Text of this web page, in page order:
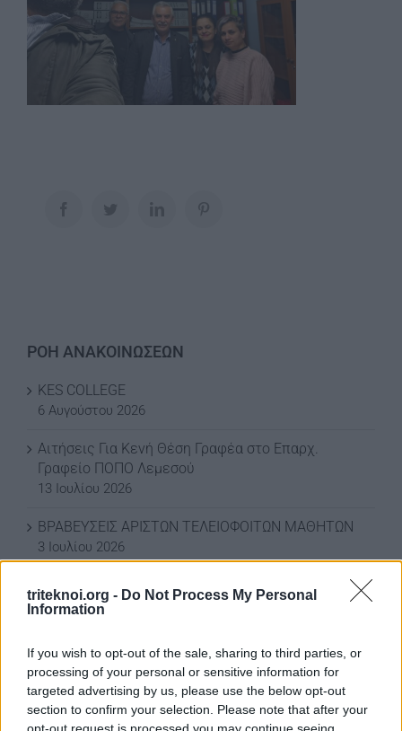
triteknoi.org - Do Not Process My Personal
Information
If you wish to opt-out of the sale, sharing to third parties, or
processing of your personal or sensitive information for
targeted advertising by us, please use the below opt-out
section to confirm your selection. Please note that after your
opt-out request is processed you may continue seeing
ΡΟΗ ΑΝΑΚΟΙΝΩΣΕΩΝ
KES COLLEGE
6 Αυγούστου 2026
Αιτήσεις Για Κενή Θέση Γραφέα στο Επαρχ.
Γραφείο ΠΟΠΟ Λεμεσού
13 Ιουλίου 2026
ΒΡΑΒΕΥΣΕΙΣ ΑΡΙΣΤΩΝ ΤΕΛΕΙΟΦΟΙΤΩΝ ΜΑΘΗΤΩΝ
3 Ιουλίου 2026
ΕΚΠΤΩΣΗ ΣΤΗ ΦΟΡΟΛΟΓΙΑ ΣΚΥΒΑΛΩΝ ΓΙΑ ΤΟ
2026
ΕΚΠΤΩΣΗ ΣΤΑ ΣΚΥΒΑΛΑ ΑΠΟ ΔΗΜΟ ΛΕΥΚΩΣΙΑΣ
11 Ιουνίου 2026
Water World Ayia Napa Cyprus ΕΚΠΤΩΣΗ ΓΙΑ 2026